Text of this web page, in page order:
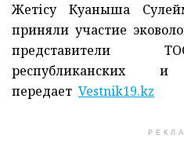
Жетісу Куаныша
приняли участие
представители
республиканских
передает Vestnik19.kz